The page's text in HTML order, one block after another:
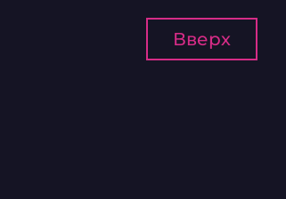
Вверх